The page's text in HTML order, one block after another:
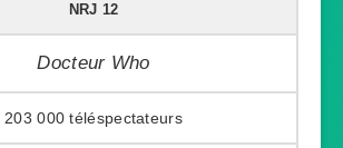
NRJ 12
Docteur Who
203 000